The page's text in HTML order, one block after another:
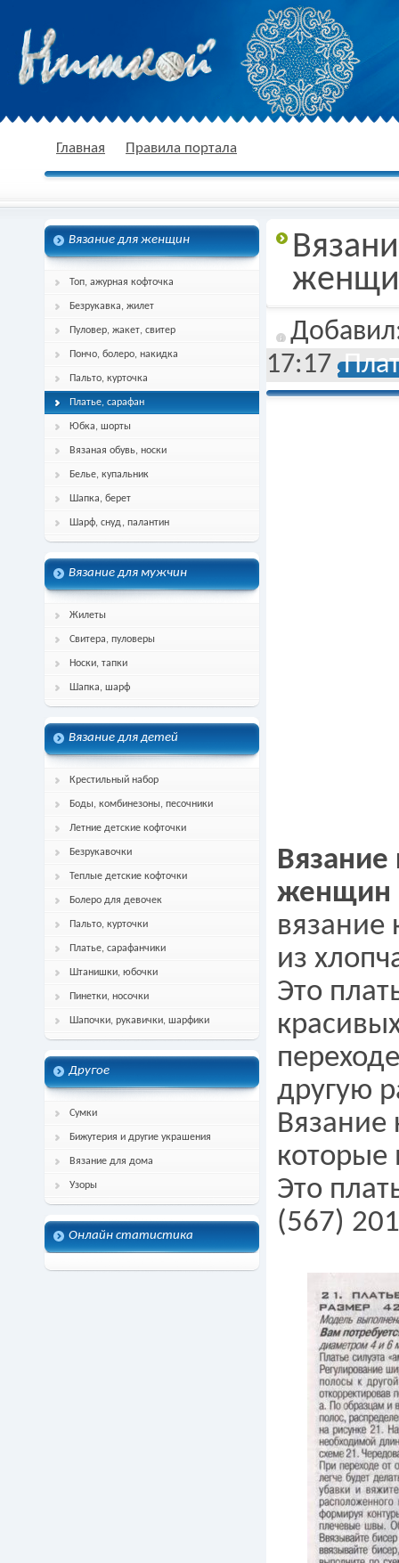
спицами, схема и описание
Главная Правила портала
Вязание для женщин
Топ, ажурная кофточка
Безрукавка, жилет
Пуловер, жакет, свитер
Пончо, болеро, накидка
Пальто, курточка
Платье, сарафан
Юбка, шорты
Вязаная обувь, носки
Белье, купальник
Шапка, берет
Шарф, снуд, палантин
Вязание для мужчин
Жилеты
Свитера, пуловеры
Носки, тапки
Шапка, шарф
Вязание для детей
Крестильный набор
Боды, комбинезоны, песочники
Летние детские кофточки
Безрукавочки
Теплые детские кофточки
Болеро для девочек
Пальто, курточки
Платье, сарафанчики
Штанишки, юбочки
Пинетки, носочки
Шапочки, рукавички, шарфики
Другое
Сумки
Бижутерия и другие украшения
Вязание для дома
Узоры
Онлайн статистика
17:17
женщин
из
Это
другую
которые
Это
(567)